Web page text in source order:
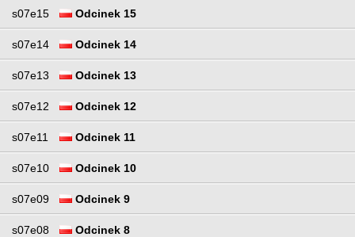
s07e15 Odcinek 15
s07e14 Odcinek 14
s07e13 Odcinek 13
s07e12 Odcinek 12
s07e11 Odcinek 11
s07e10 Odcinek 10
s07e09 Odcinek 9
s07e08 Odcinek 8